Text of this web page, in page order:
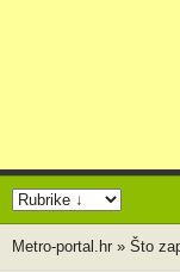
Metro-portal.hr » Što